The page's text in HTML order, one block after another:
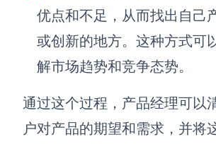
优点和不足，从而找出自己
或创新的地方。这种方式可
解市场趋势和竞争态势。
通过这个过程，产品经理可以
户对产品的期望和需求，并将